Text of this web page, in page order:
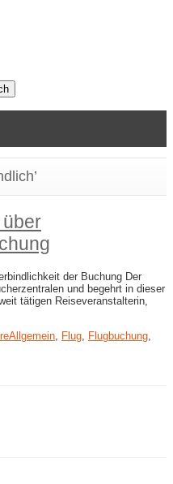
der Buchung Der
und begehrt in dieser
tätigen Reiseveranstalterin,
Allgemein, Flug, Flugbuchung,